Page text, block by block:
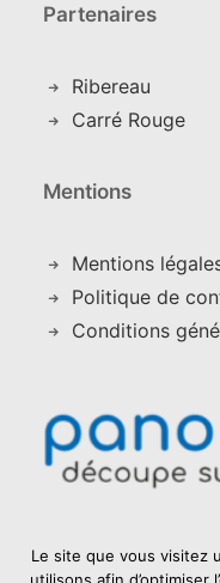
Partenaires
Ribereau
Carré Rouge
Mentions
Mentions
Politique de
Conditions
Le site que vous visitez